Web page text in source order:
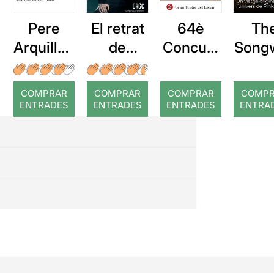
Pere
Arquillué
: Coral
romput
COMPRAR
ENTRADES
El retrat
de
Dorian
Gray
COMPRAR
ENTRADES
64è
Concurs
Viñas
COMPRAR
ENTRADES